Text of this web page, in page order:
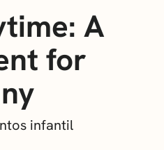
A
for
infantil